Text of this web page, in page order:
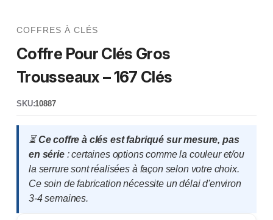
COFFRES À CLÉS
Coffre Pour Clés Gros
Trousseaux – 167 Clés
SKU:10887
⏳Ce coffre à clés est fabriqué sur mesure, pas
en série: certaines options comme la couleur et/ou
la serrure sont réalisées à façon selon votre choix.
Ce soin de fabrication nécessite un délai d'environ
3-4 semaines.